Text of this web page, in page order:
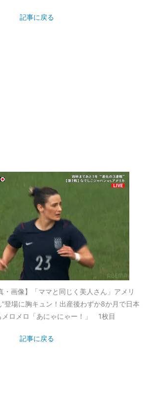
記事に戻る
・画像】「ママと同じく美人さん」アメリ
”登場に胸キュン！出産後わずか8か月で日本
ロメロ「あにゃにゃー！」 1枚目
記事に戻る